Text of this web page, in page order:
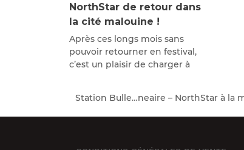
NorthStar de retour dans
la cité malouine !
Après ces longs mois sans
pouvoir retourner en festival,
c’est un plaisir de charger à
Station Bulle…neaire – NorthStar à la